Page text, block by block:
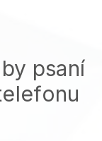
psaní